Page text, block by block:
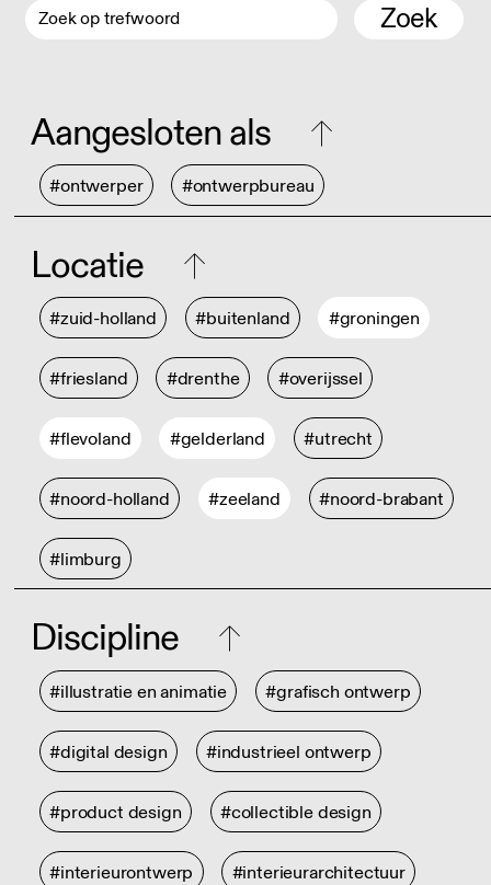
Zoek
Aangesloten als
#ontwerper #ontwerpbureau
Locatie
#zuid-holland #buitenland #groningen
#friesland #drenthe #overijssel
#flevoland #gelderland #utrecht
#noord-holland #zeeland #noord-brabant
#limburg
Discipline
#illustratie en animatie #grafisch ontwerp
#digital design #industrieel ontwerp
#product design #collectible design
#interieurontwerp #interieurarchitectuur